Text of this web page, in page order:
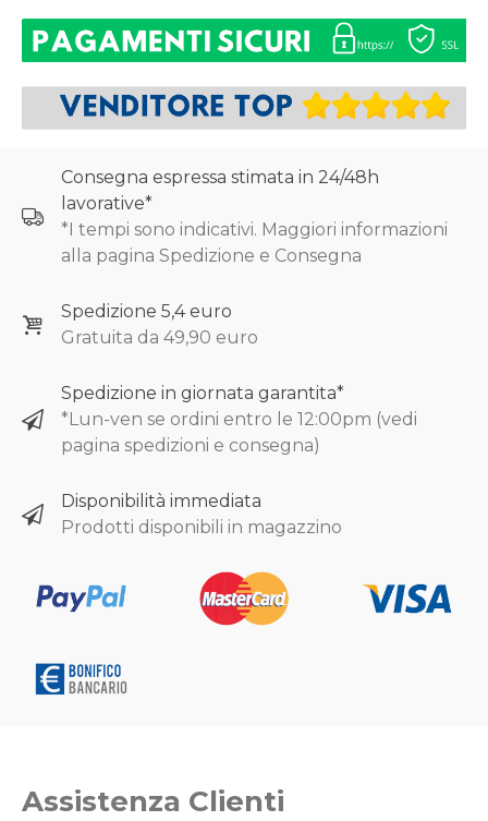
Consegna espressa stimata in 24/48h
lavorative*
*I tempi sono indicativi. Maggiori informazioni
alla pagina Spedizione e Consegna
Spedizione 5,4 euro
Gratuita da 49,90 euro
Spedizione in giornata garantita*
*Lun-ven se ordini entro le 12:00pm (vedi
pagina spedizioni e consegna)
Disponibilità immediata
Prodotti disponibili in magazzino
Assistenza Clienti